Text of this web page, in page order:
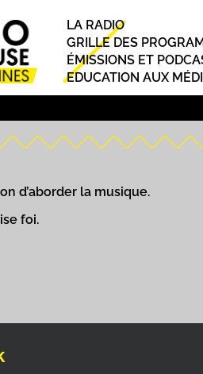
Principal
LA RADIO
GRILLE DES
ÉMISSIONS ET
EDUCATION AUX
d’aborder la musique.
foi.